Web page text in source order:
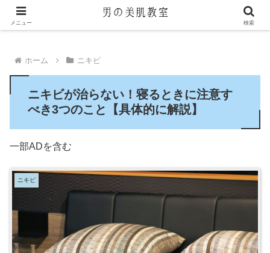
ホーム ニキビ
ニキビが治らない！寝るときに注意す
べき3つのこと【具体的に解説】
一部ADを含む
ニキビ
メニュー 検索